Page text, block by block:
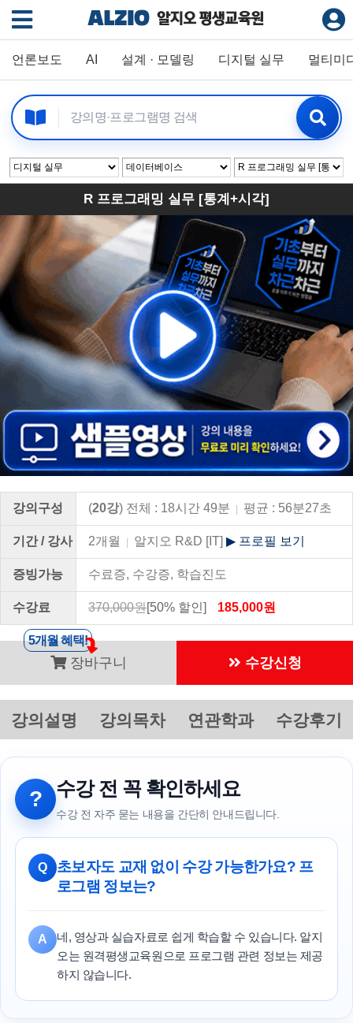
언론보도 AI 설계 · 모델링 디지털 실무 멀티미
R 프로그래밍 실무 [통계+시각]
강의구성 (20강) 전체 : 18시간 49분 | 평균 : 56분27초
기간 / 강사 2개월 | 알지오 R&D [IT] ▶ 프로필 보기
증빙가능 수료증, 수강증, 학습진도
수강료 370,000원[50% 할인] 185,000원
장바구니 수강신청
5개월 혜택!
강의설명 강의목차 연관학과 수강후기
? 수강 전 꼭 확인하세요
수강 전 자주 묻는 내용을 간단히 안내드립니다.
Q
초보자도 교재 없이 수강 가능한가요? 프
로그램 정보는?
A
네, 영상과 실습자료로 쉽게 학습할 수 있습니다. 알지
오는 원격평생교육원으로 프로그램 관련 정보는 제공
하지 않습니다.